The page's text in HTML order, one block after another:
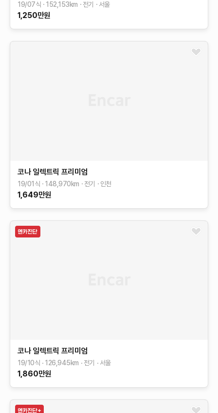
19/07식 152,153km 전기 서울
1,250만원
코나 일렉트릭 프리미엄
19/01식 148,970km 전기 인천
1,649만원
코나 일렉트릭 프리미엄
19/10식 126,945km 전기 서울
1,860만원